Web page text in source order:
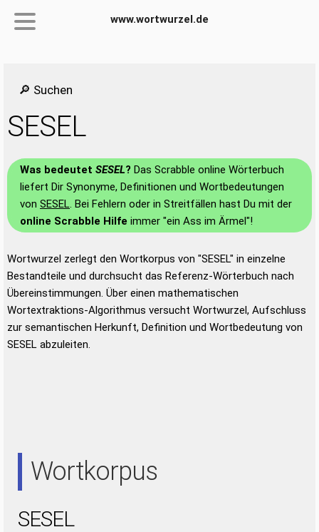
www.wortwurzel.de
🔎 Suchen
SESEL
Was bedeutet SESEL? Das Scrabble online Wörterbuch
liefert Dir Synonyme, Definitionen und Wortbedeutungen
von SESEL. Bei Fehlern oder in Streitfällen hast Du mit der
online Scrabble Hilfe immer "ein Ass im Ärmel"!
Wortwurzel zerlegt den Wortkorpus von "SESEL" in einzelne
Bestandteile und durchsucht das Referenz-Wörterbuch nach
Übereinstimmungen. Über einen mathematischen
Wortextraktions-Algorithmus versucht Wortwurzel, Aufschluss
zur semantischen Herkunft, Definition und Wortbedeutung von
SESEL abzuleiten.
Wortkorpus
SESEL